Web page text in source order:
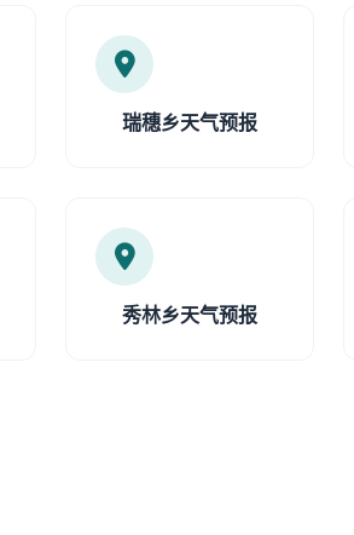
瑞穗乡天气预报
秀林乡天气预报